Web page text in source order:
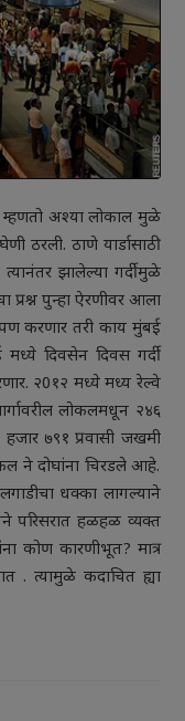
अश्या लोकाल मुळे
ठरली. ठाणे यार्डासाठी
झालेल्या गर्दीमुळे
प्रश्न पुन्हा ऐरणीवर आला
करणार तरी काय मुंबई
दिवसेन दिवस गर्दी
२0१२ मध्ये मध्य रेल्वे
लोकलमधून २४६
हजार ७९१ प्रवासी जखमी
ने दोघांना चिरडले आहे.
धक्का लागल्याने
परिसरात हळहळ व्यक्त
कोण कारणीभूत? मात्र
. त्यामुळे कदाचित ह्या